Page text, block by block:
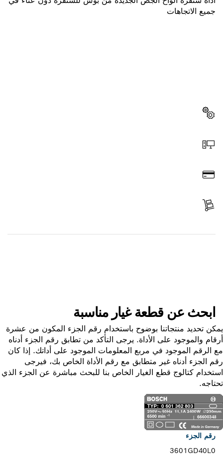
جميع الاتجاهات
ابحث عن قطعة غيار مناسبة
تحديد منتجاتنا بوضوح باستخدام رقم الجزء المكون من عشرة
والموجود على الأداة. يرجى التأكد من تطابق رقم الجزء أدناه
الرقم الموجود في مربع المعلومات الموجود على أداتك. إذا كان
الجزء أدناه غير متطابق مع رقم الأداة الخاص بك، فيرجى
كتالوج قطع الغيار الخاص بنا للبحث مباشرة عن الجزء الذي
رقم الجزء
3601GD40L0